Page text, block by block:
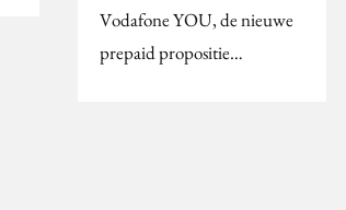
Vodafone YOU, de nieuwe
prepaid propositie…